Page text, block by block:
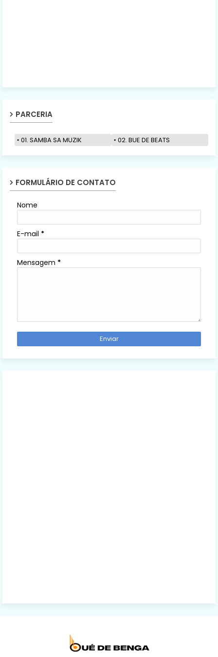
PARCERIA
01. SAMBA SA MUZIK 02. BUE DE BEATS
FORMULÁRIO DE CONTATO
Nome
E-mail *
Mensagem *